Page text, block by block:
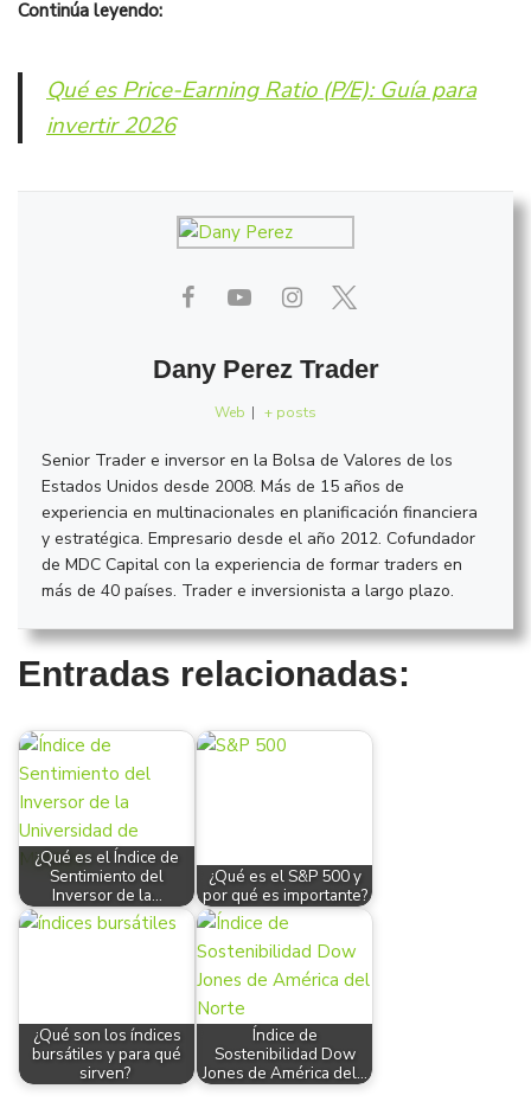
Continúa leyendo:
Qué es Price-Earning Ratio (P/E): Guía para
invertir 2026
Dany Perez Trader
Web | + posts
Senior Trader e inversor en la Bolsa de Valores de los
Estados Unidos desde 2008. Más de 15 años de
experiencia en multinacionales en planificación financiera
y estratégica. Empresario desde el año 2012. Cofundador
de MDC Capital con la experiencia de formar traders en
más de 40 países. Trader e inversionista a largo plazo.
Entradas relacionadas:
¿Qué es el Índice de
Sentimiento del
Inversor de la…
¿Qué es el S&P 500 y
por qué es importante?
¿Qué son los índices
bursátiles y para qué
sirven?
Índice de
Sostenibilidad Dow
Jones de América del…